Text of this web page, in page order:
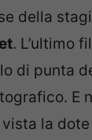
della
. L’ultimo
di punta
E
la dote